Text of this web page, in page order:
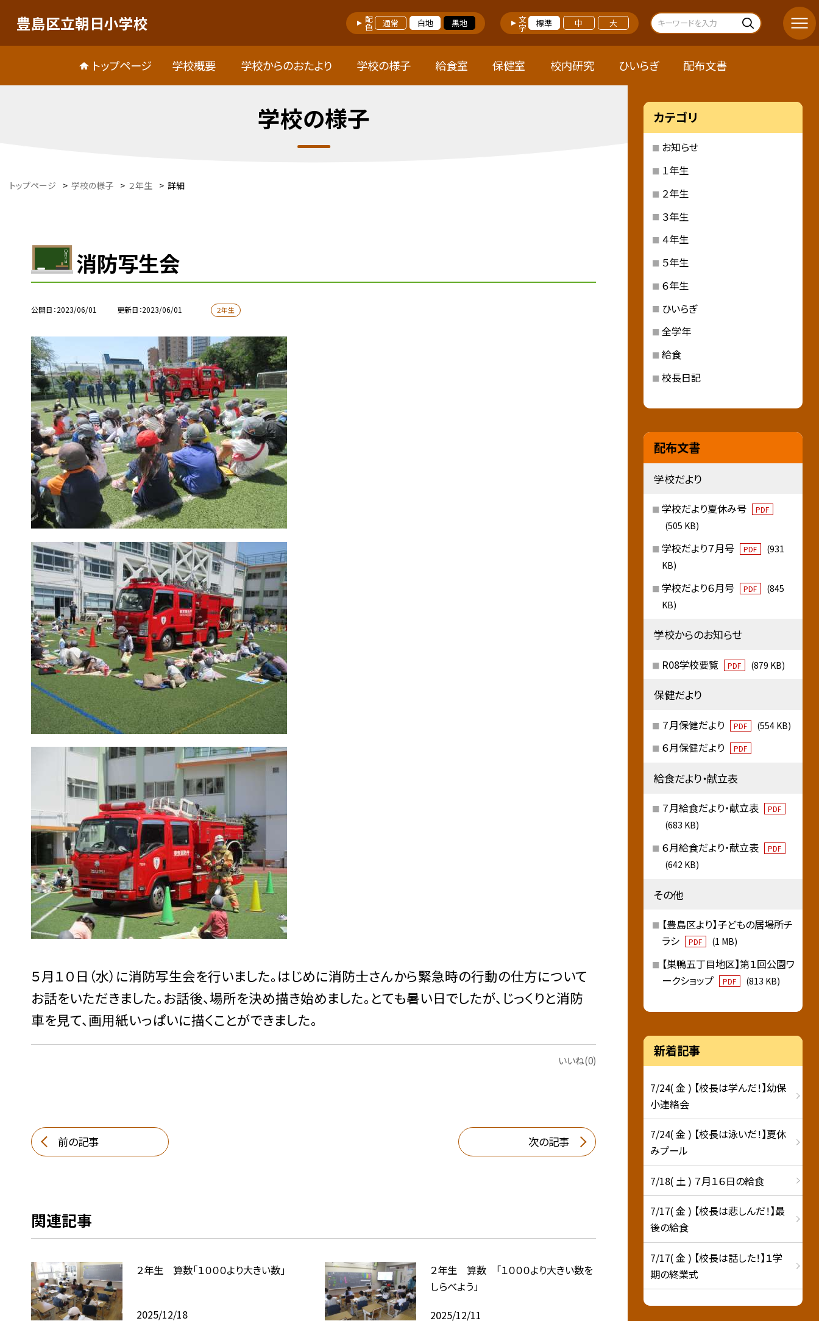
豊島区立朝日小学校 配色 通常 白地 黒地 文字 標準 中 大
トップページ 学校概要 学校からのおたより 学校の様子 給食室 保健室 校内研究 ひいらぎ 配布文書
学校の様子
トップページ > 学校の様子 > ２年生 > 詳細
消防写生会
公開日 2023/06/01 更新日 2023/06/01 ２年生
５月１０日（水）に消防写生会を行いました。はじめに消防士さんから緊急時の行動の仕方について
お話をいただきました。お話後、場所を決め描き始めました。とても暑い日でしたが、じっくりと消防
車を見て、画用紙いっぱいに描くことができました。
いいね(0)
前の記事 次の記事
関連記事
２年生 算数「１０００より大きい数」
2025/12/18
２年生 算数 「１０００より大きい数を
しらべよう」
2025/12/11
カテゴリ
お知らせ
１年生
２年生
３年生
４年生
５年生
６年生
ひいらぎ
全学年
給食
校長日記
配布文書
学校だより
学校だより夏休み号 PDF
(505 KB)
学校だより７月号 PDF
(931
KB)
学校だより６月号 PDF
(845
KB)
学校からのお知らせ
R08学校要覧 PDF (879 KB)
保健だより
７月保健だより PDF (554 KB)
６月保健だより PDF
給食だより・献立表
７月給食だより・献立表 PDF
(683 KB)
６月給食だより・献立表 PDF
(642 KB)
その他
【豊島区より】子どもの居場所チ
ラシ
PDF (1 MB)
【巣鴨五丁目地区】第１回公園ワ
ークショップ
PDF (813 KB)
新着記事
7/24( 金 ) 【校長は学んだ！】幼保
小連絡会
7/24( 金 ) 【校長は泳いだ！】夏休
みプール
7/18( 土 ) ７月１６日の給食
7/17( 金 ) 【校長は悲しんだ！】最
後の給食
7/17( 金 ) 【校長は話した！】１学
期の終業式